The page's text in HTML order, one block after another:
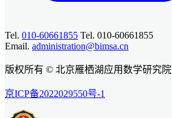
Tel. 010-60661855 Tel. 010-60661855
Email. administration@bimsa.cn
版权所有 © 北京雁栖湖应用数学研究院
京ICP备2022029550号-1